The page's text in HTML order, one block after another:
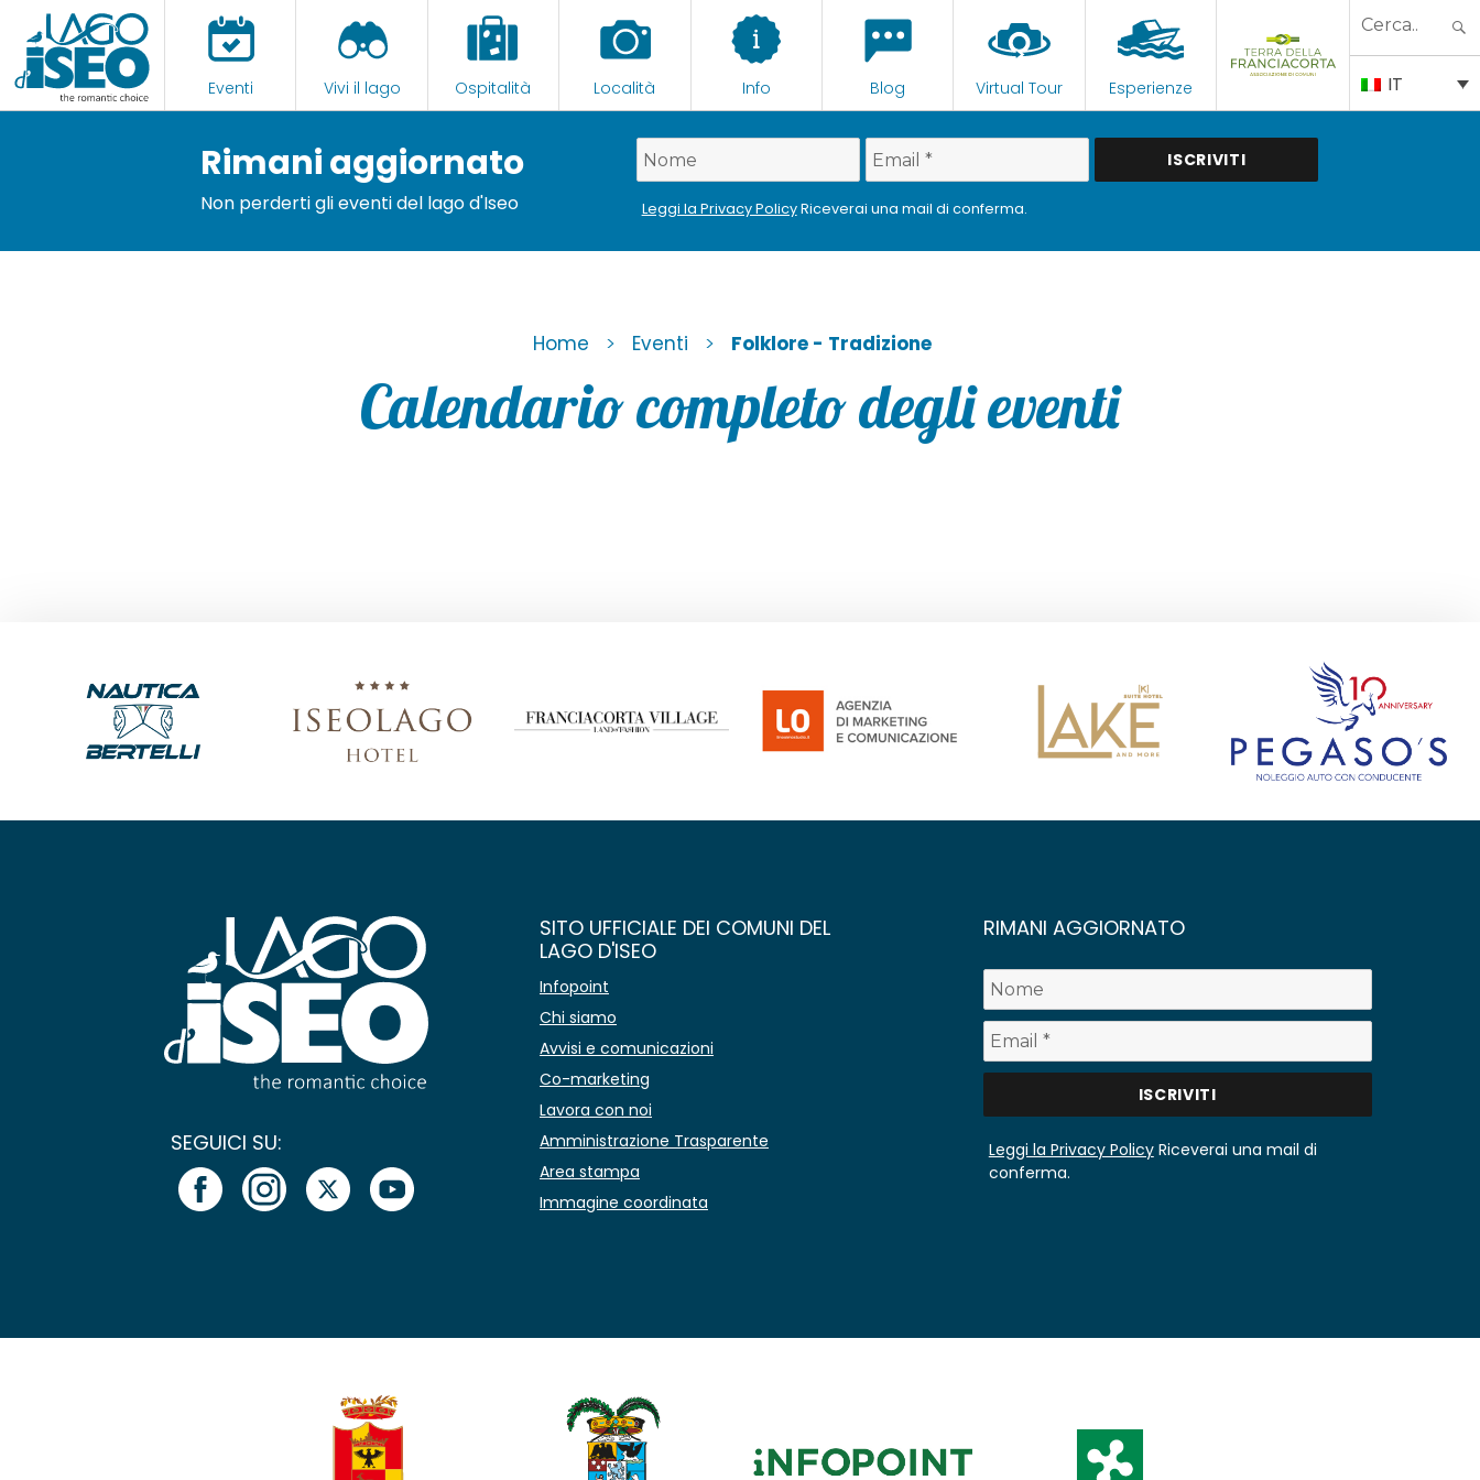
Eventi Vivi il lago Ospitalità Località Info Blog Virtual Tour Esperienze
Search
IT
Rimani aggiornato
Non perderti gli eventi del lago d'Iseo Leggi la Privacy PolicyRiceverai una mail di conferma.
Home > Eventi > Folklore - Tradizione
Calendario completo degli eventi
SEGUICI SU:
SITO UFFICIALE DEI COMUNI DEL
LAGO D'ISEO
Infopoint
Chi siamo
Avvisi e comunicazioni
Co-marketing
Lavora con noi
Amministrazione Trasparente
Area stampa
Immagine coordinata
RIMANI AGGIORNATO
Leggi la Privacy PolicyRiceverai una mail di
conferma.